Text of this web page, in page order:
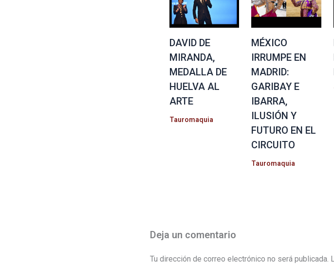
DAVID DE
MIRANDA,
MEDALLA DE
HUELVA AL
ARTE
Tauromaquia
MÉXICO
IRRUMPE EN
MADRID:
GARIBAY E
IBARRA,
ILUSIÓN Y
FUTURO EN EL
CIRCUITO
Tauromaquia
Deja un comentario
Tu dirección de correo electrónico no será publicada.